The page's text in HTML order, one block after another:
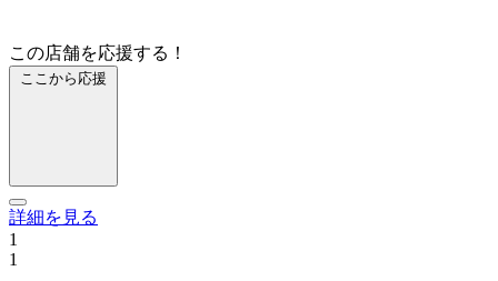
この店舗を応援する！
ここから応援
詳細を見る
1
1